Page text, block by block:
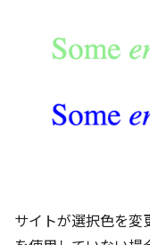
サイトが選択色を変